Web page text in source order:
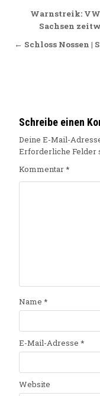
Warnstreik:
Sachsen
← Schloss Nossen |
Schreibe einen
Deine E-Mail-
Erforderliche Felder
Kommentar*
Name *
E-Mail-Adresse *
Website